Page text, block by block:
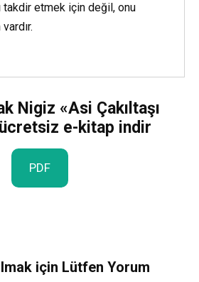
takdir etmek için değil, onu
Nigiz «Asi Çakıltaşı
e-kitap indir
PDF
için Lütfen Yorum